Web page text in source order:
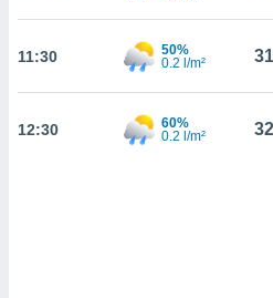
en
perfil
y
11:30
50%
0.2 l/m²
12:30
60%
0.2 l/m²